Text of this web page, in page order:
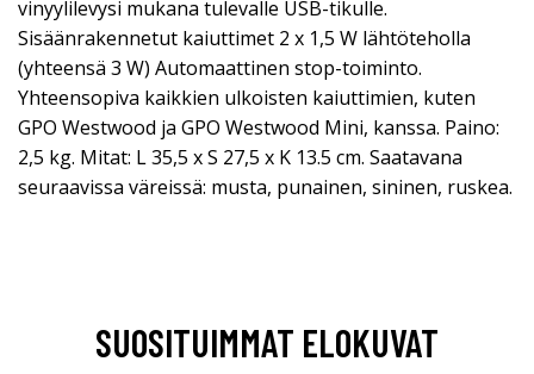
vinyylilevysi mukana tulevalle USB-tikulle.
Sisäänrakennetut kaiuttimet 2 x 1,5 W lähtöteholla
(yhteensä 3 W) Automaattinen stop-toiminto.
Yhteensopiva kaikkien ulkoisten kaiuttimien, kuten
GPO Westwood ja GPO Westwood Mini, kanssa. Paino:
2,5 kg. Mitat: L 35,5 x S 27,5 x K 13.5 cm. Saatavana
seuraavissa väreissä: musta, punainen, sininen, ruskea.
SUOSITUIMMAT ELOKUVAT